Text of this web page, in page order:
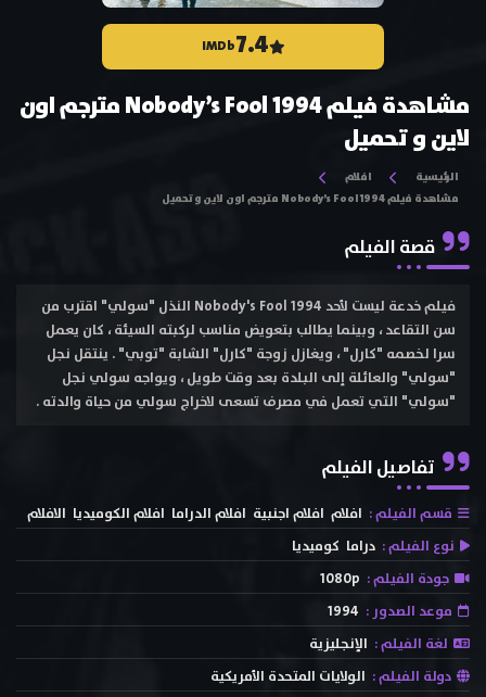
7.4
IMDb
مشاهدة فيلم Nobody’s Fool 1994 مترجم اون
لاين و تحميل
الرئيسية
افلام
مشاهدة فيلم Nobody’s Fool 1994 مترجم اون لاين و تحميل
قصة الفيلم
فيلم خدعة ليست لأحد Nobody's Fool 1994 النذل "سولي" اقترب من
سن التقاعد ، وبينما يطالب بتعويض مناسب لركبته السيئة ، كان يعمل
سرا لخصمه "كارل" ، ويغازل زوجة "كارل" الشابة "توبي" . ينتقل نجل
"سولي" والعائلة إلى البلدة بعد وقت طويل ، ويواجه سولي نجل
"سولي" التي تعمل في مصرف تسعى لاخراج سولي من حياة والدته .
تفاصيل الفيلم
قسم الفيلم : افلام افلام اجنبية افلام الدراما افلام الكوميديا الافلام
نوع الفيلم : دراما كوميديا
جودة الفيلم : 1080p
موعد الصدور : 1994
لغة الفيلم : الإنجليزية
دولة الفيلم : الولايات المتحدة الأمريكية